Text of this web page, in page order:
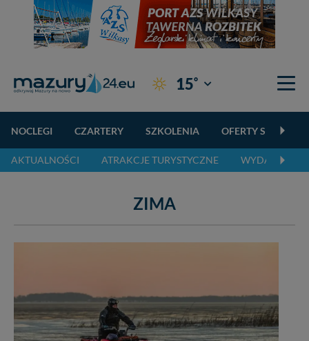
15° Giżycko
NOCLEGI CZARTERY SZKOLENIA OFERTY
AKTUALNOŚCI ATRAKCJE TURYSTYCZNE WYDARZENIA
ZIMA